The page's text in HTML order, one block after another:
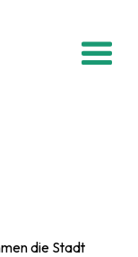
mehr
die Stadt